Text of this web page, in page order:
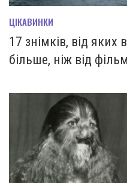
ЦІКАВИНКИ
17 знімків, від яких
більше, ніж від